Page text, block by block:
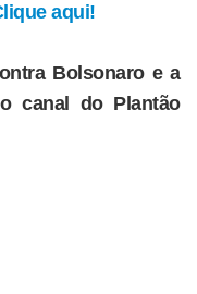
aqui!
Bolsonaro e a
canal do Plantão